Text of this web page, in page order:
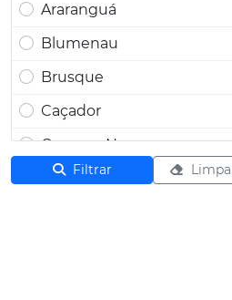
Produção Cultural e Design
Recursos Naturais
Produção Alimentícia
Segurança
Araranguá
Blumenau
Brusque
Caçador
Campos Novos
Canoinhas
Filtrar